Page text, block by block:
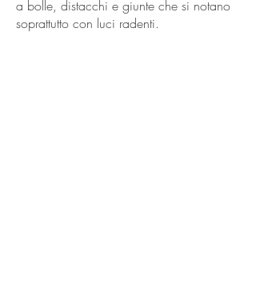
a bolle, distacchi e giunte che si notano
soprattutto con luci radenti.